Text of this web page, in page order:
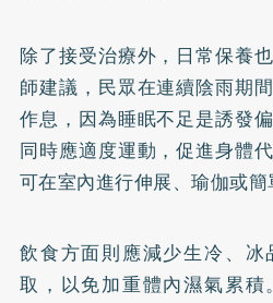
除了接受治療外，日常保養
師建議，民眾在連續陰雨期
作息，因為睡眠不足是誘發
同時應適度運動，促進身體
可在室內進行伸展、瑜伽或簡
飲食方面則應減少生冷、
取，以免加重體內濕氣累